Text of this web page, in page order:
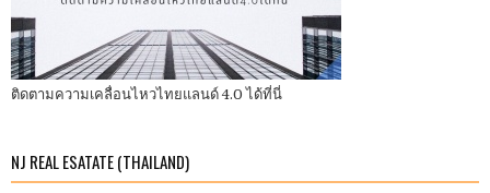
ติดตามความเคลื่อนไหวไทยแลนด์ 4.0 ได้ที่นี่
NJ REAL ESATATE (THAILAND)